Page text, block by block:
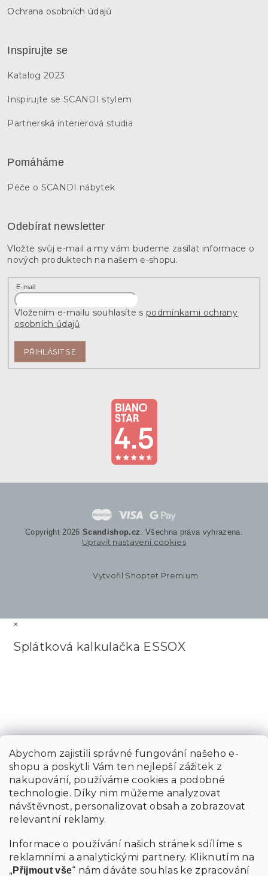
Abychom zajistili správné fungování našeho e-
shopu a poskytli Vám ten nejlepší zážitek z
nakupování, používáme cookies a podobné
technologie. Díky nim můžeme analyzovat
návštěvnost, personalizovat obsah a zobrazovat
relevantní reklamy.
Informace o používání našich stránek sdílíme s
reklamními a analytickými partnery. Kliknutím na
„Přijmout vše“ nám dáváte souhlas ke zpracování
Ochrana osobních údajů
Inspirujte se
Katalog 2023
Inspirujte se SCANDI stylem
Partnerská interierová studia
Pomáháme
Péče o SCANDI nábytek
Odebírat newsletter
Vložte svůj e-mail a my vám budeme zasílat informace o
nových produktech na našem e-shopu.
E-mail
Vložením e-mailu souhlasíte s podmínkami ochrany
osobních údajů
PŘIHLÁSIT SE
Vytvořil Shoptet Premium
Copyright 2026 Scandishop.cz. Všechna práva vyhrazena.
Upravit nastavení cookies
×
Splátková kalkulačka ESSOX